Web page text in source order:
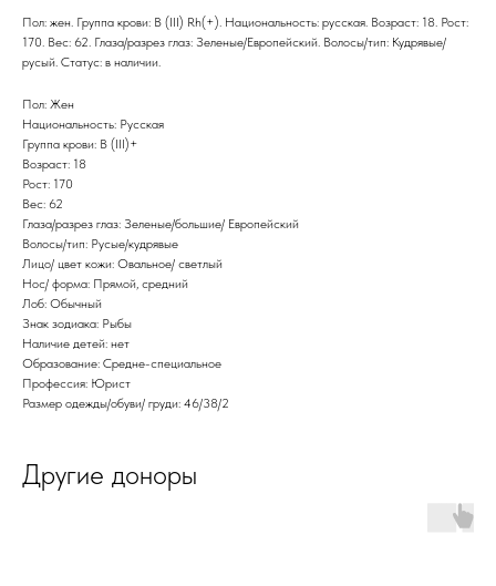
Пол: жен. Группа крови: В (III) Rh(+). Национальность: русская. Возраст: 18. Рост:
170. Вес: 62. Глаза/разрез глаз: Зеленые/Европейский. Волосы/тип: Кудрявые/
русый. Статус: в наличии.
Пол: Жен
Национальность: Русская
Группа крови: B (III)+
Возраст: 18
Рост: 170
Вес: 62
Глаза/разрез глаз: Зеленые/большие/ Европейский
Волосы/тип: Русые/кудрявые
Лицо/ цвет кожи: Овальное/ светлый
Нос/ форма: Прямой, средний
Лоб: Обычный
Знак зодиака: Рыбы
Наличие детей: нет
Образование: Средне-специальное
Профессия: Юрист
Размер одежды/обуви/ груди: 46/38/2
Другие доноры